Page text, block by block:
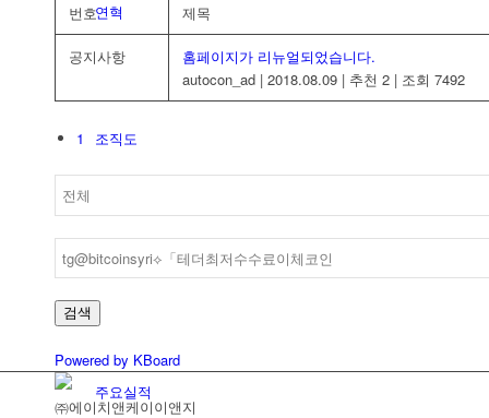
연혁
조직도
인증현황
주요실적
번호 제목
공지사항
홈페이지가 리뉴얼되었습니다.
autocon_ad | 2018.08.09 | 추천 2 | 조회 7492
1
검색
Powered by KBoard
㈜에이치앤케이이앤지